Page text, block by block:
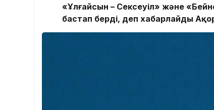
«Ұлғайсын – Сексеуіл» және
бастап берді, деп хабарлайды